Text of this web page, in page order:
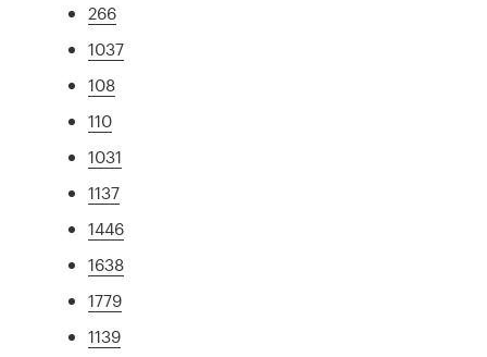
266
1037
108
110
1031
1137
1446
1638
1779
1139